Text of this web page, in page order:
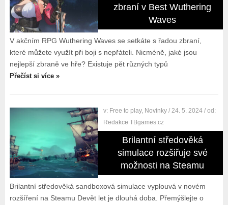
zbraní v Best Wuthering
Waves
V akčním RPG Wuthering Waves se setkáte s řadou zbraní,
které můžete využít při boji s nepřáteli. Nicméně, jaké jsou
nejlepší zbraně ve hře? Existuje pět různých typů
Přečíst si více »
v: Free to play, Novinky / 24. 5. 2024 / od:
Redakce TBgames.cz
Brilantní středověká
simulace rozšiřuje své
možnosti na Steamu
Brilantní středověká sandboxová simulace vyplouvá v novém
rozšíření na Steamu Devět let je dlouhá doba. Přemýšlejte o